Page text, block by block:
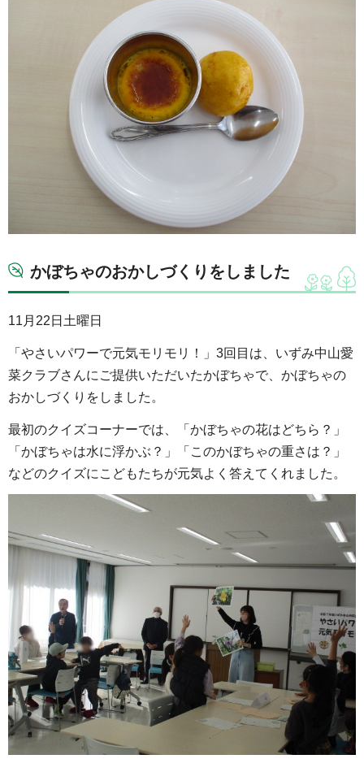
かぼちゃのおかしづくりをしました
11月22日土曜日
「やさいパワーで元気モリモリ！」3回目は、いずみ中山愛
菜クラブさんにご提供いただいたかぼちゃで、かぼちゃの
おかしづくりをしました。
最初のクイズコーナーでは、「かぼちゃの花はどちら？」
「かぼちゃは水に浮かぶ？」「このかぼちゃの重さは？」
などのクイズにこどもたちが元気よく答えてくれました。